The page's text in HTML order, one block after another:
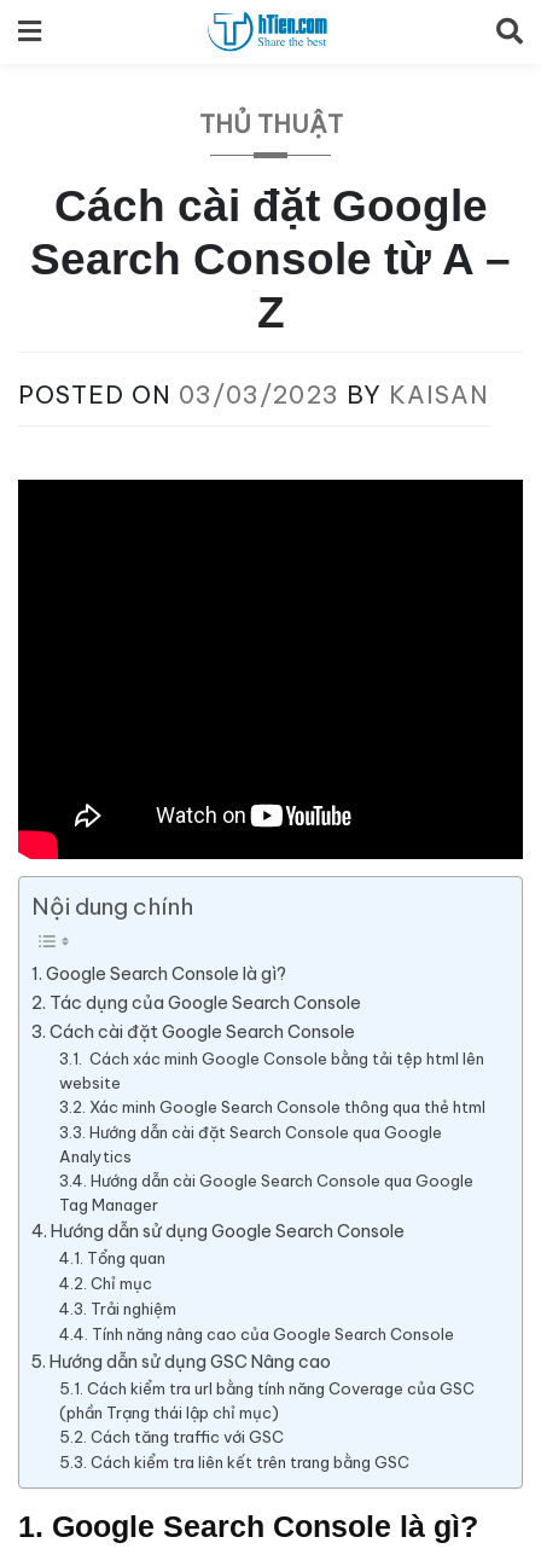
to
THỦ THUẬT
Cách cài đặt Google
Search Console từ A –
Z
POSTED ON 03/03/2023 BY KAISAN
Nội dung chính
1. Google Search Console là gì?
2. Tác dụng của Google Search Console
3. Cách cài đặt Google Search Console
3.1. Cách xác minh Google Console bằng tải tệp html lên
website
3.2. Xác minh Google Search Console thông qua thẻ html
3.3. Hướng dẫn cài đặt Search Console qua Google
Analytics
3.4. Hướng dẫn cài Google Search Console qua Google
Tag Manager
4. Hướng dẫn sử dụng Google Search Console
4.1. Tổng quan
4.2. Chỉ mục
4.3. Trải nghiệm
4.4. Tính năng nâng cao của Google Search Console
5. Hướng dẫn sử dụng GSC Nâng cao
5.1. Cách kiểm tra url bằng tính năng Coverage của GSC
(phần Trạng thái lập chỉ mục)
5.2. Cách tăng traffic với GSC
5.3. Cách kiểm tra liên kết trên trang bằng GSC
1. Google Search Console là gì?